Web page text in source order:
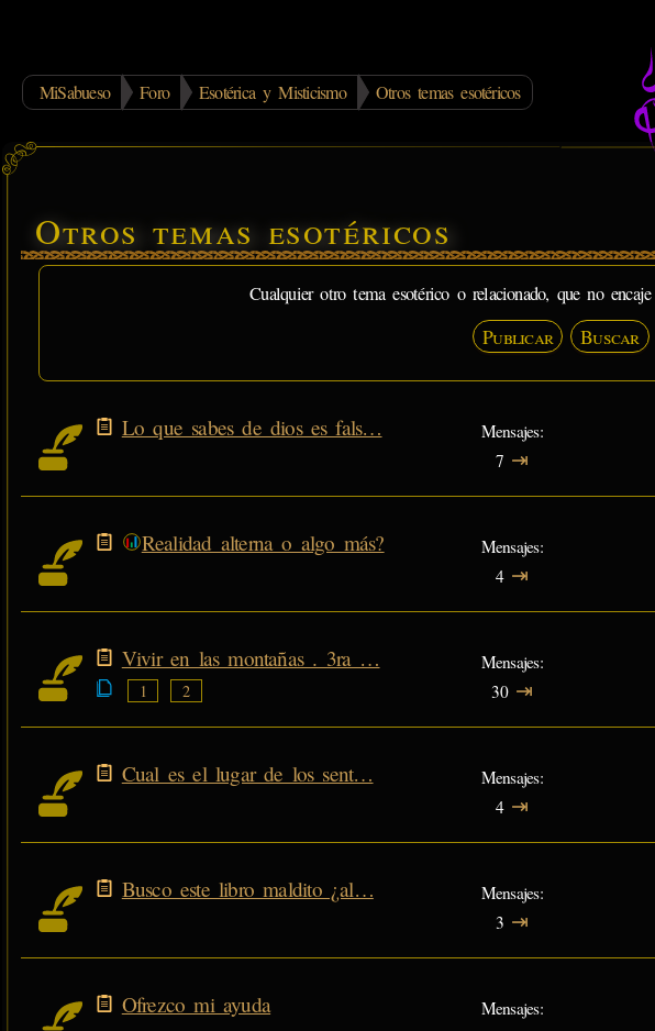
MiSabueso Foro Esotérica y Misticismo Otros temas esotéricos
Otros temas esotéricos
Cualquier otro tema esotérico o relacionado, que no
Publicar Buscar
Lo que sabes de dios es fals…
Mensajes
7 ⇥
Realidad alterna o algo más?
Mensajes
4 ⇥
Vivir en las montañas . 3ra …
1 2
Mensajes
30 ⇥
Cual es el lugar de los sent…
Mensajes
4 ⇥
Busco este libro maldito ¿al…
Mensajes
3 ⇥
Ofrezco mi ayuda
Mensajes